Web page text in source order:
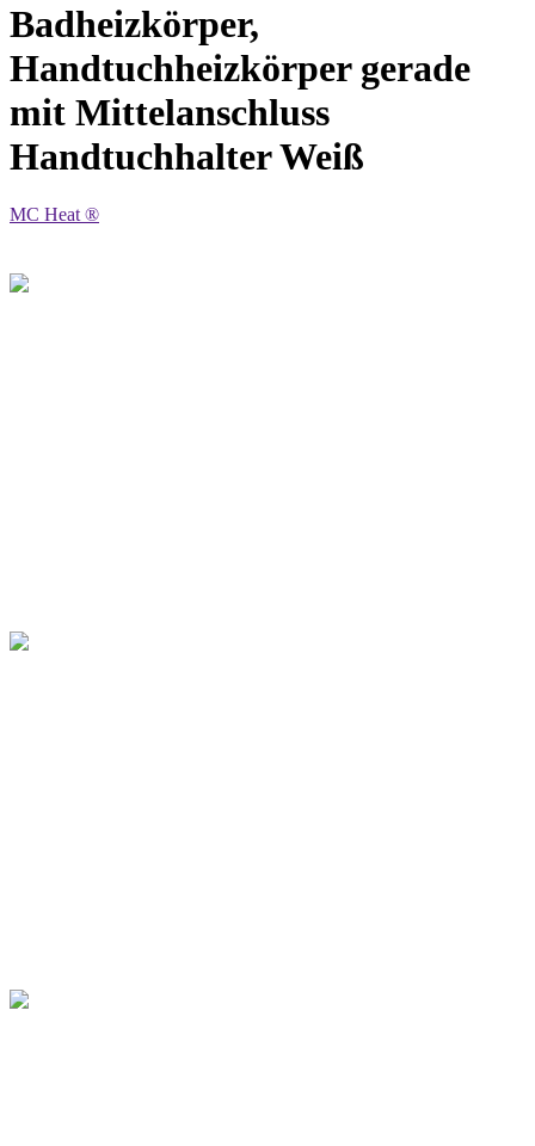
Badheizkörper,
Handtuchheizkörper gerade
mit Mittelanschluss
Handtuchhalter Weiß
MC Heat ®